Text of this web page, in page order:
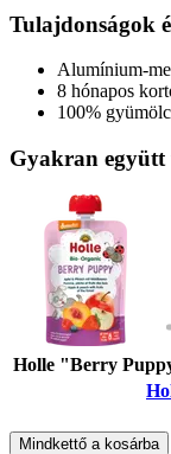
Tulajdonságok
Alumínium-
8 hónapos
100%
Gyakran együtt
Holle "Berry
Mindkettő a kosárba